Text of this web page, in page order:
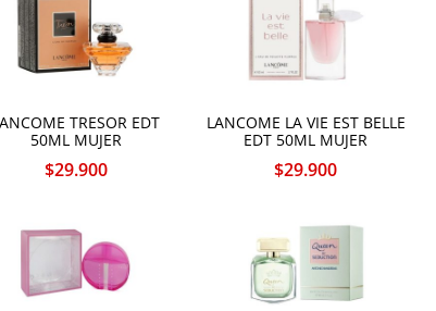
TRESOR EDT
50ML MUJER
$29.900
LANCOME LA VIE EST BELLE
EDT 50ML MUJER
$29.900